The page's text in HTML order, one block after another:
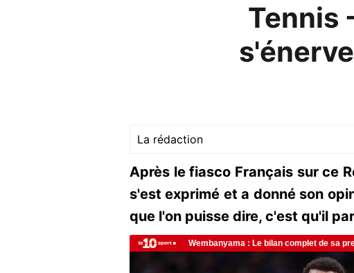
Tennis
La rédaction
Après le fiasco Français sur ce
s'est exprimé et a donné son
que l'on puisse dire, c'est qu'il